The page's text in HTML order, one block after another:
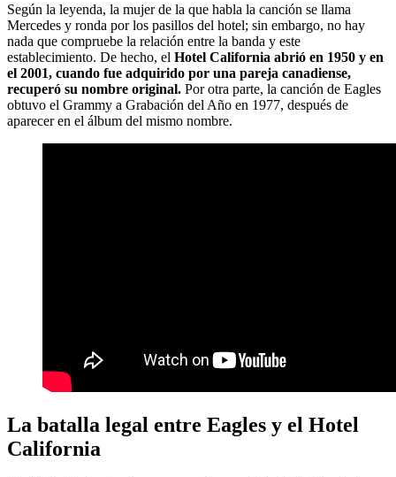
Según la leyenda, la mujer de la que habla la canción se llama
Mercedes y ronda por los pasillos del hotel; sin embargo, no hay
nada que compruebe la relación entre la banda y este
establecimiento. De hecho, el Hotel California abrió en 1950 y en
el 2001, cuando fue adquirido por una pareja canadiense,
recuperó su nombre original. Por otra parte, la canción de Eagles
obtuvo el Grammy a Grabación del Año en 1977, después de
aparecer en el álbum del mismo nombre.
La batalla legal entre Eagles y el Hotel
California